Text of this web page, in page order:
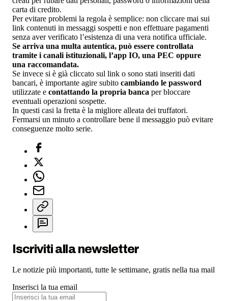
carta di credito.
Per evitare problemi la regola è semplice: non cliccare mai sui
link contenuti in messaggi sospetti e non effettuare pagamenti
senza aver verificato l’esistenza di una vera notifica ufficiale.
Se arriva una multa autentica, può essere controllata
tramite i canali istituzionali, l’app IO, una PEC oppure
una raccomandata.
Se invece si è già cliccato sul link o sono stati inseriti dati
bancari, è importante agire subito cambiando le password
utilizzate e contattando la propria banca per bloccare
eventuali operazioni sospette.
In questi casi la fretta è la migliore alleata dei truffatori.
Fermarsi un minuto a controllare bene il messaggio può evitare
conseguenze molto serie.
Iscriviti alla newsletter
Le notizie più importanti, tutte le settimane, gratis nella tua mail
Inserisci la tua email